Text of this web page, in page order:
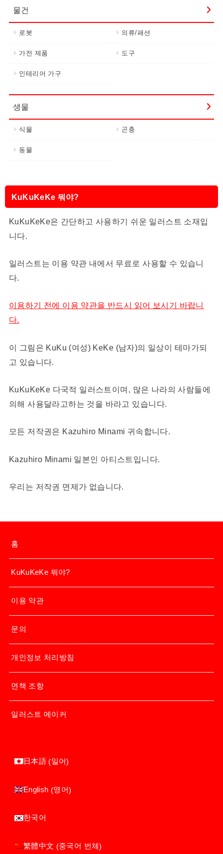
물건
로봇 의류/패션
가전 제품 도구
인테리어 가구
생물
식물 곤충
동물
KuKuKeKe 뭐야?
KuKuKeKe은 간단하고 사용하기 쉬운 일러스트 소재입
니다.
일러스트는 이용 약관 내에서 무료로 사용할 수 있습니
다.
이용하기 전에 이용 약관을 반드시 읽어 보시기 바랍니
다.
이 그림은 KuKu (여성) KeKe (남자)의 일상이 테마가되
고 있습니다.
KuKuKeKe 다국적 일러스트이며, 많은 나라의 사람들에
의해 사용달라고하는 것을 바라고 있습니다.
모든 저작권은 Kazuhiro Minami 귀속합니다.
Kazuhiro Minami 일본인 아티스트입니다.
우리는 저작권 면제가 없습니다.
홈
KuKuKeKe 뭐야?
이용 약관
문의
개인정보 처리방침
면책 조항
일러스트 메이커
日本語 (일어)
English (영어)
한국어
繁體中文 (중국어 번체)